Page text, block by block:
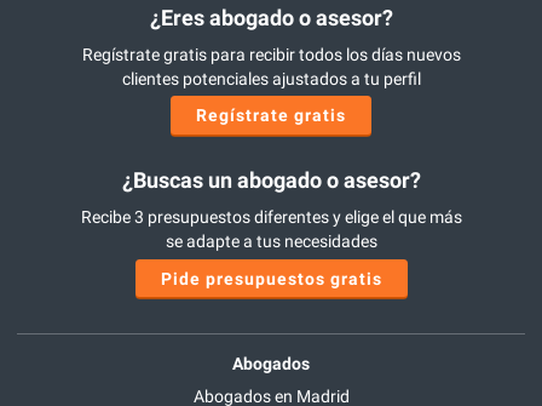
¿Eres abogado o asesor?
Regístrate gratis para recibir todos los días nuevos
clientes potenciales ajustados a tu perfil
Regístrate gratis
¿Buscas un abogado o asesor?
Recibe 3 presupuestos diferentes y elige el que más
se adapte a tus necesidades
Pide presupuestos gratis
Abogados
Abogados en Madrid